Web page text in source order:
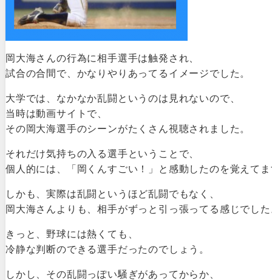
岡大海さんの行為に相手選手は触発され、
試合の合間で、かなりやりあってるイメージでした。
大学では、なかなか乱闘というのは見れないので、
当時は動画サイトで、
その岡大海選手のシーンがたくさん視聴されました。
それだけ気持ちの入る選手ということで、
個人的には、「岡くんすごい！」と感動したのを覚えて
しかも、実際は乱闘というほど乱闘でもなく、
岡大海さんよりも、相手がずっと引っ張ってる感じでし
きっと、野球には熱くても、
冷静な判断のできる選手だったのでしょう。
しかし、その乱闘っぽい騒ぎがあってからか、